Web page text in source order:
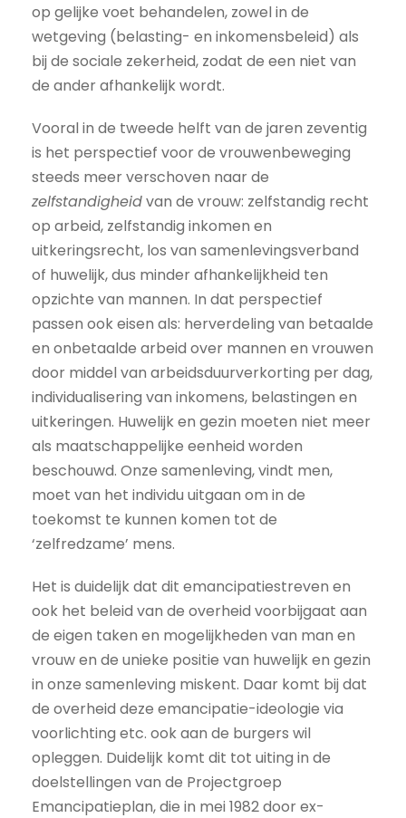
op gelijke voet behandelen, zowel in de
wetgeving (belasting- en inkomensbeleid) als
bij de sociale zekerheid, zodat de een niet van
de ander afhankelijk wordt.
Vooral in de tweede helft van de jaren zeventig
is het perspectief voor de vrouwenbeweging
steeds meer verschoven naar de
zelfstandigheidvan de vrouw: zelfstandig recht
op arbeid, zelfstandig inkomen en
uitkeringsrecht, los van samenlevingsverband
of huwelijk, dus minder afhankelijkheid ten
opzichte van mannen. In dat perspectief
passen ook eisen als: herverdeling van betaalde
en onbetaalde arbeid over mannen en vrouwen
door middel van arbeidsduurverkorting per dag,
individualisering van inkomens, belastingen en
uitkeringen. Huwelijk en gezin moeten niet meer
als maatschappelijke eenheid worden
beschouwd. Onze samenleving, vindt men,
moet van het individu uitgaan om in de
toekomst te kunnen komen tot de
‘zelfredzame’ mens.
Het is duidelijk dat dit emancipatiestreven en
ook het beleid van de overheid voorbijgaat aan
de eigen taken en mogelijkheden van man en
vrouw en de unieke positie van huwelijk en gezin
in onze samenleving miskent. Daar komt bij dat
de overheid deze emancipatie-ideologie via
voorlichting etc. ook aan de burgers wil
opleggen. Duidelijk komt dit tot uiting in de
doelstellingen van de Projectgroep
Emancipatieplan, die in mei 1982 door ex-